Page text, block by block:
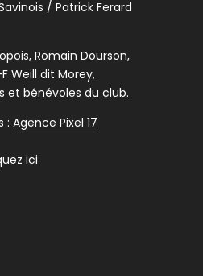
/ Patrick Ferard
Romain Dourson,
Weill dit Morey,
et bénévoles du club.
: Agence Pixel 17
ici